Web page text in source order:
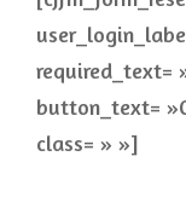
required_text=
button_text=
class= » »]